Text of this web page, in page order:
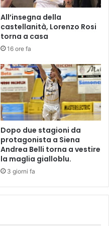
All’insegna della
castellanità, Lorenzo Rosi
torna a casa
16 ore fa
Dopo due stagioni da
protagonista a Siena
Andrea Belli torna a vestire
la maglia gialloblu.
3 giorni fa